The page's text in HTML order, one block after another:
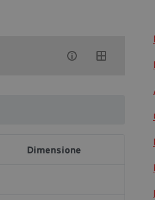
Dimensione